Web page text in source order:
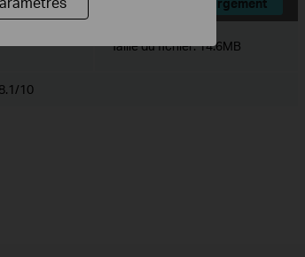
Téléchargement
Taille du fichier:14.6MB
10